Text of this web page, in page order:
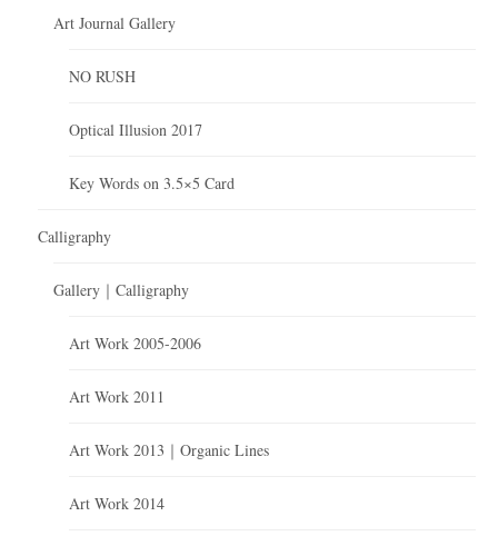
Art Journal Gallery
NO RUSH
Optical Illusion 2017
Key Words on 3.5×5 Card
Calligraphy
Gallery｜Calligraphy
Art Work 2005-2006
Art Work 2011
Art Work 2013｜Organic Lines
Art Work 2014